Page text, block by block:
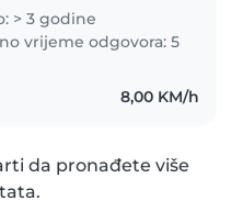
me isto toliko vole.
sam i vrlo rado bi mi
pored
> 3 godine
vrijeme odgovora: 5
8,00 KM/h
da pronađete više